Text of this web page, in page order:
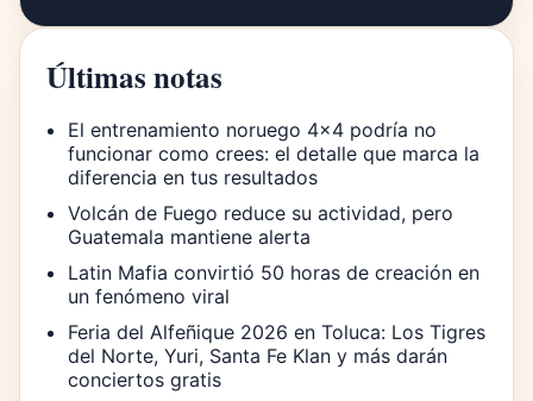
Últimas notas
El entrenamiento noruego 4×4 podría no
funcionar como crees: el detalle que marca la
diferencia en tus resultados
Volcán de Fuego reduce su actividad, pero
Guatemala mantiene alerta
Latin Mafia convirtió 50 horas de creación en
un fenómeno viral
Feria del Alfeñique 2026 en Toluca: Los Tigres
del Norte, Yuri, Santa Fe Klan y más darán
conciertos gratis